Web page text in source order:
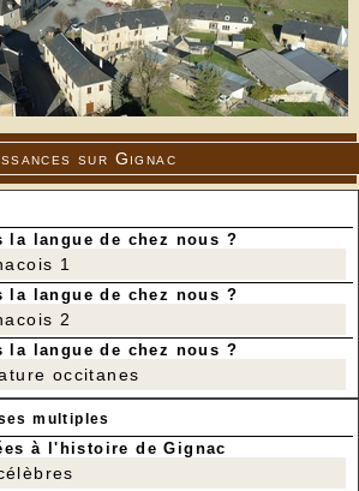
sur Gignac
la langue de chez nous ?
1
la langue de chez nous ?
2
la langue de chez nous ?
occitanes
multiples
à l'histoire de Gignac